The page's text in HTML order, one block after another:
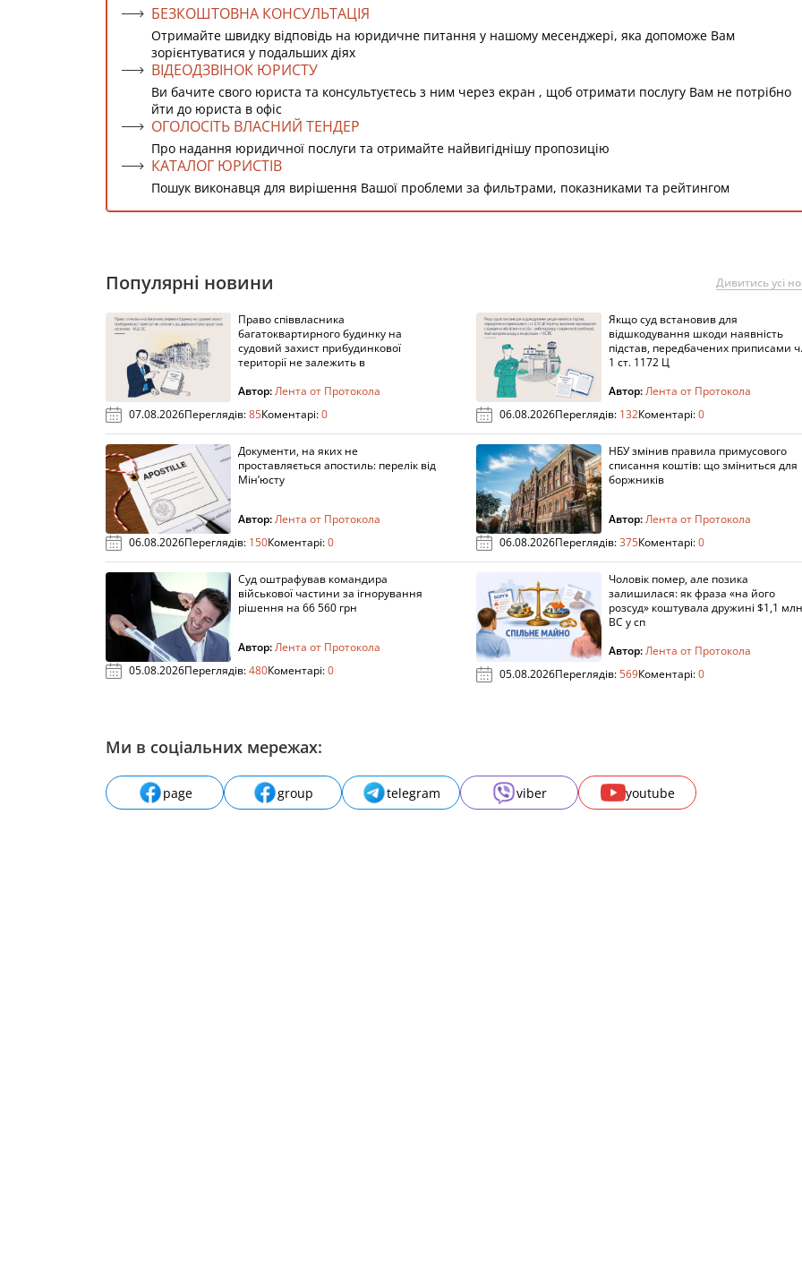
БЕЗКОШТОВНА КОНСУЛЬТАЦІЯ
Отримайте швидку відповідь на юридичне питання у нашому месенджері, яка допоможе Вам
зорієнтуватися у подальших діях
ВІДЕОДЗВІНОК ЮРИСТУ
Ви бачите свого юриста та консультуєтесь з ним через екран , щоб отримати послугу Вам не потрібно
йти до юриста в офіс
ОГОЛОСІТЬ ВЛАСНИЙ ТЕНДЕР
Про надання юридичної послуги та отримайте найвигіднішу пропозицію
КАТАЛОГ ЮРИСТІВ
Пошук виконавця для вирішення Вашої проблеми за фильтрами, показниками та рейтингом
Популярні новини Дивитись усі
Право співвласника
багатоквартирного будинку на
судовий захист прибудинкової
території не залежить в
Автор:Лента от Протокола
07.08.2026Переглядів:85Коментарі:0
Якщо суд встановив для
відшкодування шкоди наявність
підстав, передбачених приписами ч.
1 ст. 1172 Ц
Автор:Лента от Протокола
06.08.2026Переглядів: 132Коментарі:0
Документи, на яких не
проставляється апостиль: перелік від
Мін’юсту
Автор:Лента от Протокола
06.08.2026Переглядів: 150Коментарі:0
НБУ змінив правила примусового
списання коштів: що зміниться для
боржників
Автор:Лента от Протокола
06.08.2026Переглядів:375Коментарі:0
Суд оштрафував командира
військової частини за ігнорування
рішення на 66 560 грн
Автор:Лента от Протокола
05.08.2026Переглядів:480Коментарі:0
Чоловік помер, але позика
залишилася: як фраза «на його
розсуд» коштувала дружині $1,1
ВС у сп
Автор:Лента от Протокола
05.08.2026Переглядів:569Коментарі:0
Ми в соціальних мережах:
page group telegram viber youtube